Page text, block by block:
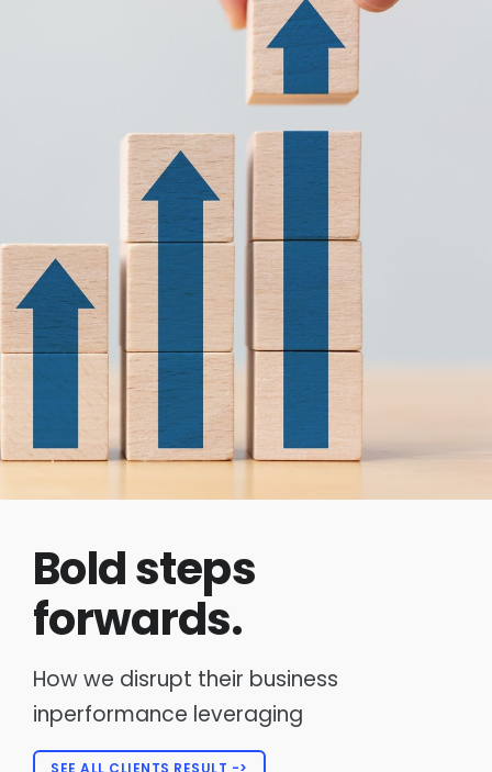
Bold steps
forwards.
How we disrupt their business
inperformance leveraging